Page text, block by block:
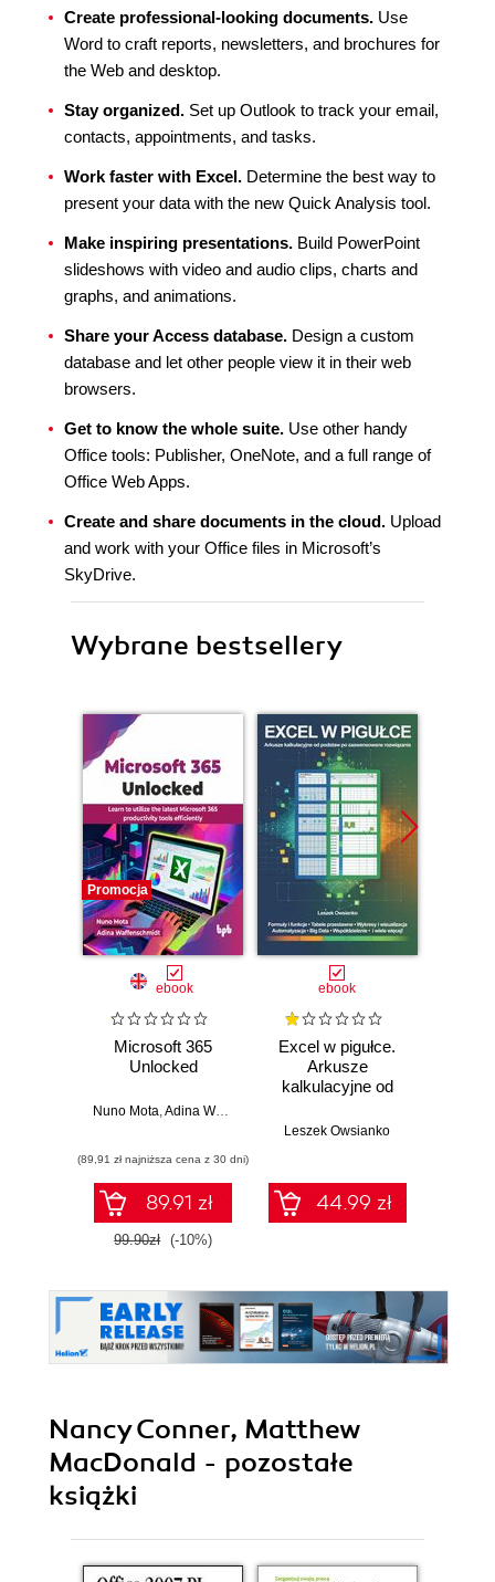
Create professional-looking documents. Use
Word to craft reports, newsletters, and brochures for
the Web and desktop.
Stay organized. Set up Outlook to track your email,
contacts, appointments, and tasks.
Work faster with Excel. Determine the best way to
present your data with the new Quick Analysis tool.
Make inspiring presentations. Build PowerPoint
slideshows with video and audio clips, charts and
graphs, and animations.
Share your Access database. Design a custom
database and let other people view it in their web
browsers.
Get to know the whole suite. Use other handy
Office tools: Publisher, OneNote, and a full range of
Office Web Apps.
Create and share documents in the cloud. Upload
and work with your Office files in Microsoft’s
SkyDrive.
Wybrane bestsellery
Promocja
ebook
Microsoft 365
Unlocked
Nuno Mota,Adina Waffenschmidt
(89,91 zł najniższa cena z 30 dni)
89.91 zł
99.90zł (-10%)
ebook
Excel w pigułce.
Arkusze
kalkulacyjne od
zaawansowane
Leszek Owsianko
44.99 zł
Nancy Conner, Matthew
MacDonald - pozostałe
książki